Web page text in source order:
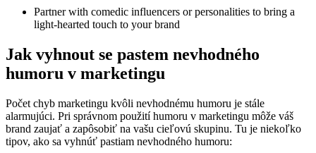
Partner with comedic influencers or personalities to bring a
light-hearted touch to your brand
Jak vyhnout se pastem nevhodného
humoru v marketingu
Počet chyb marketingu kvôli nevhodnému humoru je stále
alarmujúci. Pri správnom použití humoru v marketingu môže váš
brand zaujať a zapôsobiť na vašu cieľovú skupinu. Tu je niekoľko
tipov, ako sa vyhnúť pastiam nevhodného humoru: